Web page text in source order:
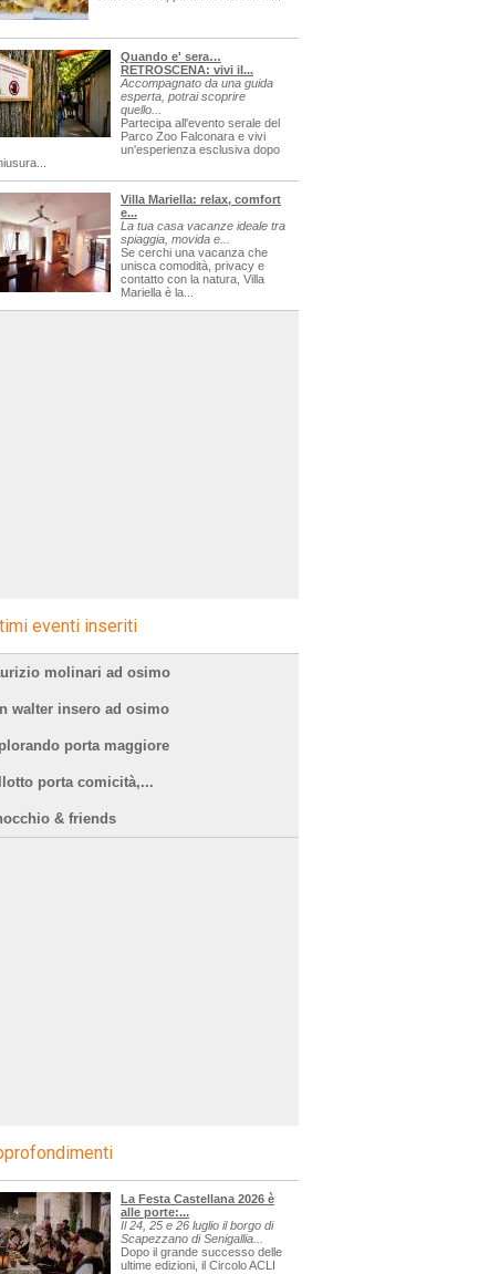
Quando e' sera…
RETROSCENA: vivi il...
Accompagnato da una guida
esperta, potrai scoprire
quello...
Partecipa all'evento serale del
Parco Zoo Falconara e vivi
un'esperienza esclusiva dopo
Villa Mariella: relax, comfort
e...
La tua casa vacanze ideale tra
spiaggia, movida e...
Se cerchi una vacanza che
unisca comodità, privacy e
contatto con la natura, Villa
Mariella è la...
eventi inseriti
molinari ad osimo
walter insero ad osimo
porta maggiore
porta comicità,...
& friends
La Festa Castellana 2026 è
alle porte:...
Il 24, 25 e 26 luglio il borgo di
Scapezzano di Senigallia...
Dopo il grande successo delle
ultime edizioni, il Circolo ACLI